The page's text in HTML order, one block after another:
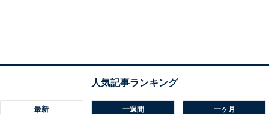
最新 一週間 一ヶ月